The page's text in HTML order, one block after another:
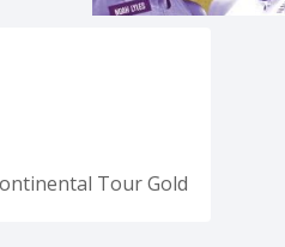
Tour Gold